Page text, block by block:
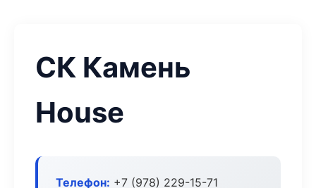
СК Камень
House
Телефон: +7 (978) 229-15-71